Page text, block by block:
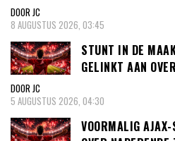
DOOR JC
8 AUGUSTUS 2026, 03:45
STUNT IN DE
GELINKT AAN
DOOR JC
5 AUGUSTUS 2026, 04:30
VOORMALIG